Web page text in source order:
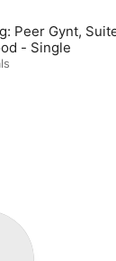
Peer Gynt,
- Single